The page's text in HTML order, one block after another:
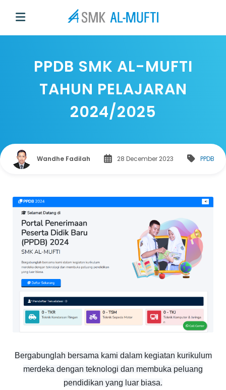
PPDB SMK AL-MUFTI
TAHUN PELAJARAN
2024/2025
Wandhe Fadilah 28 December 2023 PPDB
Bergabunglah bersama kami dalam kegiatan kurikulum
merdeka dengan teknologi dan membuka peluang
pendidikan yang luar biasa.